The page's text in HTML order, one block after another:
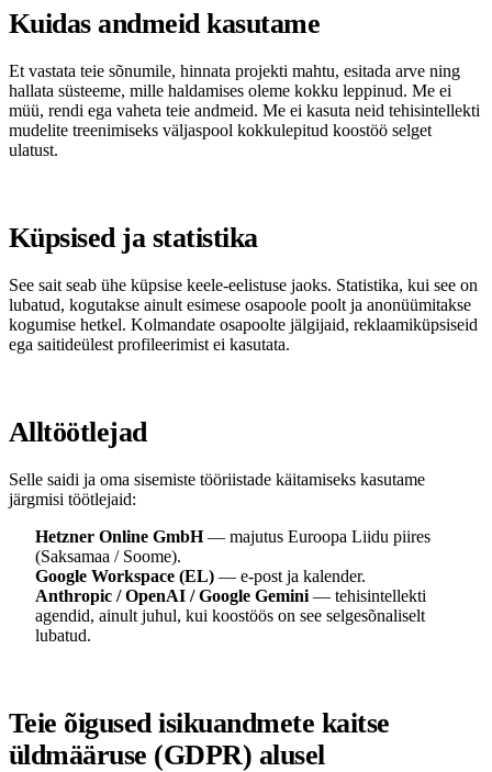
Kuidas andmeid kasutame
Et vastata teie sõnumile, hinnata projekti mahtu, esitada arve ning
hallata süsteeme, mille haldamises oleme kokku leppinud. Me ei
müü, rendi ega vaheta teie andmeid. Me ei kasuta neid tehisintellekti
mudelite treenimiseks väljaspool kokkulepitud koostöö selget
ulatust.
Küpsised ja statistika
See sait seab ühe küpsise keele-eelistuse jaoks. Statistika, kui see on
lubatud, kogutakse ainult esimese osapoole poolt ja anonüümitakse
kogumise hetkel. Kolmandate osapoolte jälgijaid, reklaamiküpsiseid
ega saitideülest profileerimist ei kasutata.
Alltöötlejad
Selle saidi ja oma sisemiste tööriistade käitamiseks kasutame
järgmisi töötlejaid:
Hetzner Online GmbH— majutus Euroopa Liidu piires
(Saksamaa / Soome).
Google Workspace (EL) — e-post ja kalender.
Anthropic / OpenAI / Google Gemini — tehisintellekti
agendid, ainult juhul, kui koostöös on see selgesõnaliselt
lubatud.
Teie õigused isikuandmete kaitse
üldmääruse (GDPR) alusel